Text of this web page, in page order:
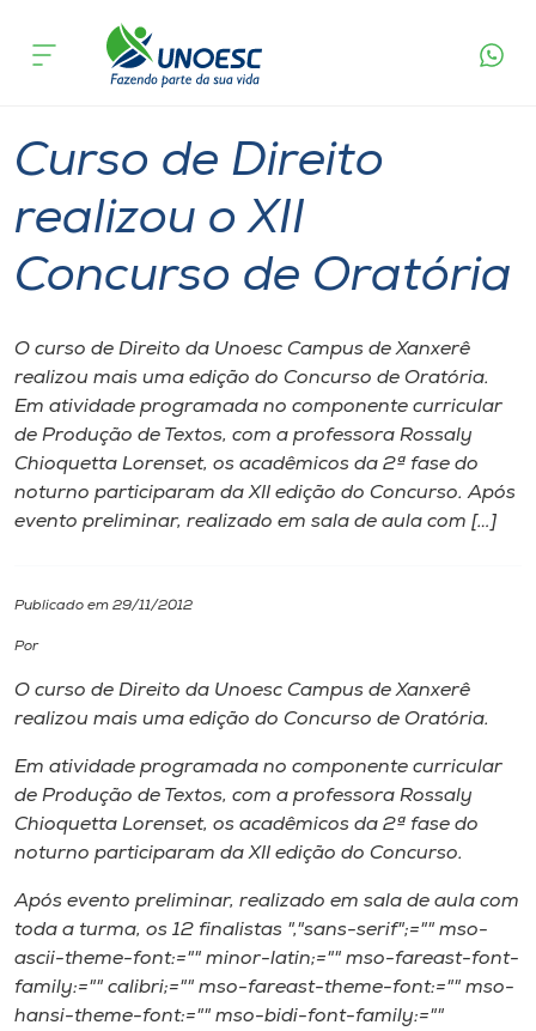
Cursos
Atendimento ao Estudante
Portal de Ensino
A
Internacionalização
Cultura
CPA
Rádio
acontece
Curso de Direito
realizou o XII
Concurso de Oratória
O curso de Direito da Unoesc Campus de Xanxerê
realizou mais uma edição do Concurso de Oratória.
Em atividade programada no componente curricular
de Produção de Textos, com a professora Rossaly
Chioquetta Lorenset, os acadêmicos da 2ª fase do
noturno participaram da XII edição do Concurso. Após
evento preliminar, realizado em sala de aula com […]
Publicado em 29/11/2012
Por
O curso de Direito da Unoesc Campus de Xanxerê
realizou mais uma edição do Concurso de Oratória.
Em atividade programada no componente curricular
de Produção de Textos, com a professora Rossaly
Chioquetta Lorenset, os acadêmicos da 2ª fase do
noturno participaram da XII edição do Concurso.
Após evento preliminar, realizado em sala de aula com
toda a turma, os 12 finalistas ","sans-serif";="" mso-
ascii-theme-font:="" minor-latin;="" mso-fareast-font-
family:="" calibri;="" mso-fareast-theme-font:="" mso-
hansi-theme-font:="" mso-bidi-font-family:=""